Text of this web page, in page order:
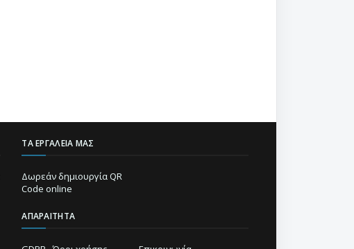
ΤΑ ΕΡΓΑΛΕΊΑ ΜΑΣ
Δωρεάν δημιουργία QR
Code online
ΑΠΑΡΑΊΤΗΤΑ